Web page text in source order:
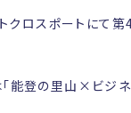
ロスポートにて第
能登の里山×ビジネ